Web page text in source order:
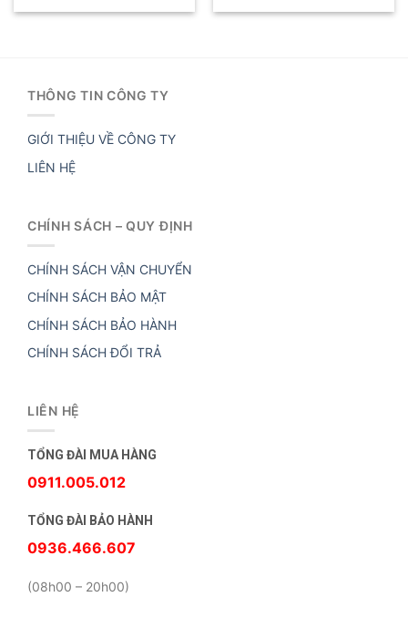
THÔNG TIN CÔNG TY
GIỚI THIỆU VỀ CÔNG TY
LIÊN HỆ
CHÍNH SÁCH – QUY ĐỊNH
CHÍNH SÁCH VẬN CHUYỂN
CHÍNH SÁCH BẢO MẬT
CHÍNH SÁCH BẢO HÀNH
CHÍNH SÁCH ĐỔI TRẢ
LIÊN HỆ
TỔNG ĐÀI MUA HÀNG
0911.005.012
TỔNG ĐÀI BẢO HÀNH
0936.466.607
(08h00 – 20h00)